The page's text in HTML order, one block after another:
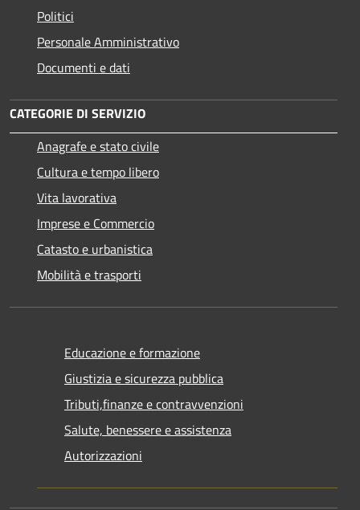
Politici
Personale Amministrativo
Documenti e dati
CATEGORIE DI SERVIZIO
Anagrafe e stato civile
Cultura e tempo libero
Vita lavorativa
Imprese e Commercio
Catasto e urbanistica
Mobilità e trasporti
Educazione e formazione
Giustizia e sicurezza pubblica
Tributi,finanze e contravvenzioni
Salute, benessere e assistenza
Autorizzazioni